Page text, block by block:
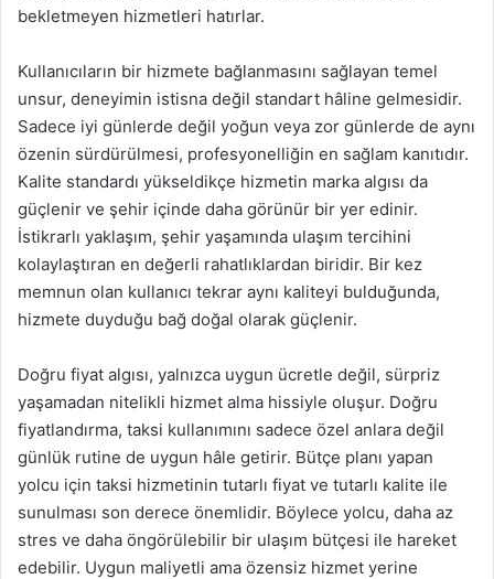
bekletmeyen hizmetleri hatırlar.
Kullanıcıların bir hizmete bağlanmasını sağlayan temel
unsur, deneyimin istisna değil standart hâline gelmesidir.
Sadece iyi günlerde değil yoğun veya zor günlerde de aynı
özenin sürdürülmesi, profesyonelliğin en sağlam kanıtıdır.
Kalite standardı yükseldikçe hizmetin marka algısı da
güçlenir ve şehir içinde daha görünür bir yer edinir.
İstikrarlı yaklaşım, şehir yaşamında ulaşım tercihini
kolaylaştıran en değerli rahatlıklardan biridir. Bir kez
memnun olan kullanıcı tekrar aynı kaliteyi bulduğunda,
hizmete duyduğu bağ doğal olarak güçlenir.
Doğru fiyat algısı, yalnızca uygun ücretle değil, sürpriz
yaşamadan nitelikli hizmet alma hissiyle oluşur. Doğru
fiyatlandırma, taksi kullanımını sadece özel anlara değil
günlük rutine de uygun hâle getirir. Bütçe planı yapan
yolcu için taksi hizmetinin tutarlı fiyat ve tutarlı kalite ile
sunulması son derece önemlidir. Böylece yolcu, daha az
stres ve daha öngörülebilir bir ulaşım bütçesi ile hareket
edebilir. Uygun maliyetli ama özensiz hizmet yerine